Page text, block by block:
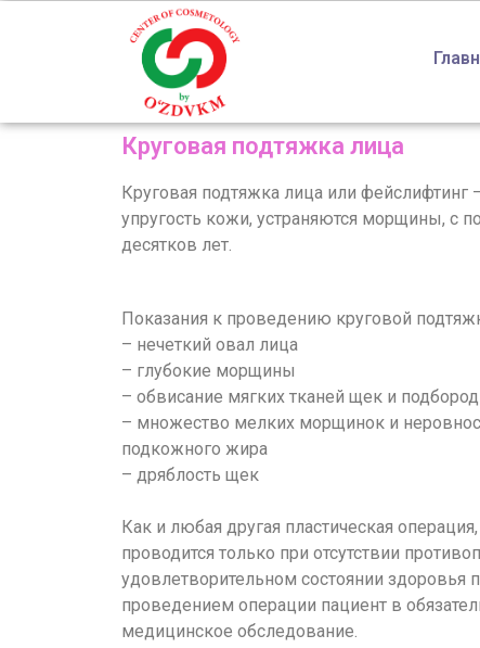
Круговая подтяжка лица
Круговая подтяжка лица или фейслифтинг
упругость кожи, устраняются морщины, с
десятков лет.
Показания к проведению круговой
– нечеткий овал лица
– глубокие морщины
– обвисание мягких тканей щек и
– множество мелких морщинок и
подкожного жира
– дряблость щек
Как и любая другая пластическая
проводится только при отсутствии
удовлетворительном состоянии здоровья
проведением операции пациент в
медицинское обследование.